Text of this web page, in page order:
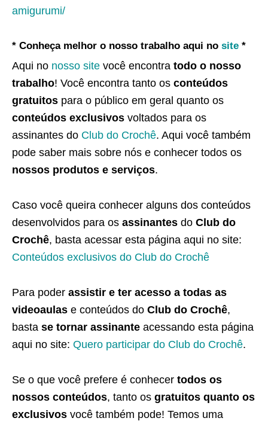
amigurumi/
* Conheça melhor o nosso trabalho aqui no site *
Aqui no nosso site você encontra todo o nosso
trabalho! Você encontra tanto os conteúdos
gratuitos para o público em geral quanto os
conteúdos exclusivos voltados para os
assinantes do Club do Crochê. Aqui você também
pode saber mais sobre nós e conhecer todos os
nossos produtos e serviços.
Caso você queira conhecer alguns dos conteúdos
desenvolvidos para os assinantes do Club do
Crochê, basta acessar esta página aqui no site:
Conteúdos exclusivos do Club do Crochê
Para poder assistir e ter acesso a todas as
videoaulas e conteúdos do Club do Crochê,
basta se tornar assinante acessando esta página
aqui no site: Quero participar do Club do Crochê.
Se o que você prefere é conhecer todos os
nossos conteúdos, tanto os gratuitos quanto os
exclusivos você também pode! Temos uma